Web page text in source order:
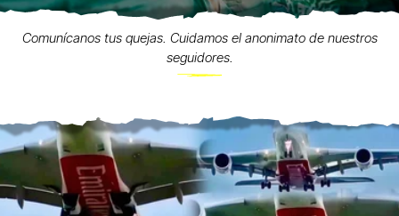
Comunícanos tus quejas. Cuidamos el anonimato de nuestros
seguidores.